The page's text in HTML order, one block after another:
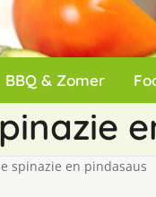
BBQ & Zomer
spinazie en pindasaus